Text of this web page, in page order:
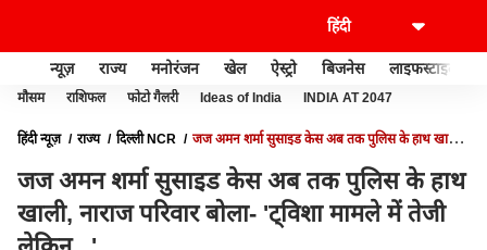
न्यूज़ राज्य मनोरंजन खेल ऐस्ट्रो बिजनेस लाइफस्टाइल
मौसम राशिफल फोटो गैलरी Ideas of India INDIA AT 2047
हिंदी न्यूज़ राज्य दिल्ली NCR
जज अमन शर्मा सुसाइड केस अब तक पुलिस के हाथ खाली,
जज अमन शर्मा सुसाइड केस अब तक पुलिस के हाथ
खाली, नाराज परिवार बोला- 'ट्विशा मामले में तेजी